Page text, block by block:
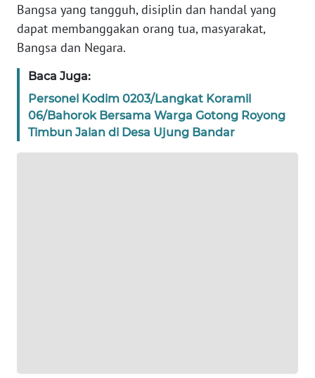
Bangsa yang tangguh, disiplin dan handal yang
dapat membanggakan orang tua, masyarakat,
Bangsa dan Negara.
Baca Juga:
Personel Kodim 0203/Langkat Koramil
06/Bahorok Bersama Warga Gotong Royong
Timbun Jalan di Desa Ujung Bandar
WN
JAKARTA
JABAR
WN
BANTEN